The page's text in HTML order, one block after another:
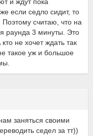
если седло сидит, то
считаю, что на
раунда 3 минуты. Это
не хочет ждать так
такое уж и большое
заняться своими
седел за тт))